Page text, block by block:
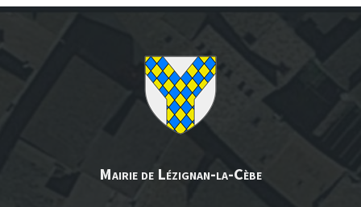
Mairie de Lézignan-la-Cèbe